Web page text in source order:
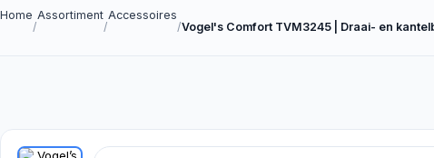
Home
/
Assortiment
/
Accessoires
/Vogel's Comfort TVM3245 | Draai- en